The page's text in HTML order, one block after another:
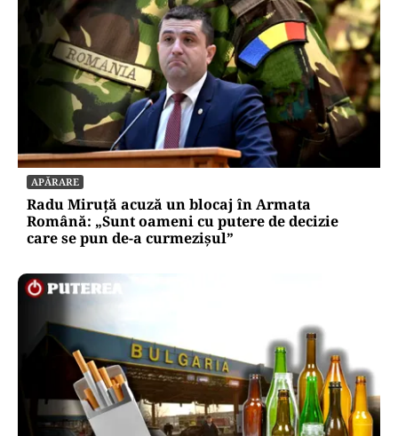
SOCIAL
Ambulanța cu escală la aprozar. Dacă vrea
Dumnezeu, pacientul ajunge; dacă nu, măcar
luăm niște roșii